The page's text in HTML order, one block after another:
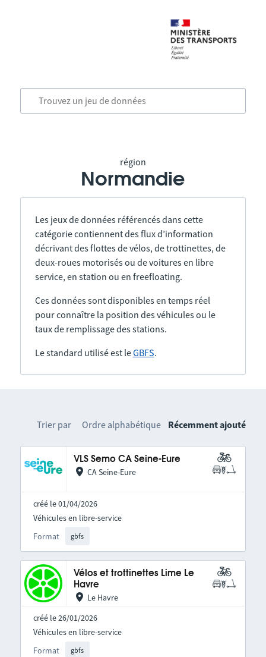
région
Normandie
Les jeux de données référencés dans cette
catégorie contiennent des flux d’information
décrivant des flottes de vélos, de trottinettes, de
deux-roues motorisés ou de voitures en libre
service, en station ou en freefloating.
Ces données sont disponibles en temps réel
pour connaître la position des véhicules ou le
taux de remplissage des stations.
Le standard utilisé est leGBFS.
Trier par Ordre alphabétique Récemment ajouté
VLS Semo CA Seine-Eure
CA Seine-Eure
créé le 01/04/2026
Format gbfs
Véhicules en libre-service
Vélos et trottinettes Lime Le
Havre
Le Havre
créé le 26/01/2026
Format gbfs
Véhicules en libre-service